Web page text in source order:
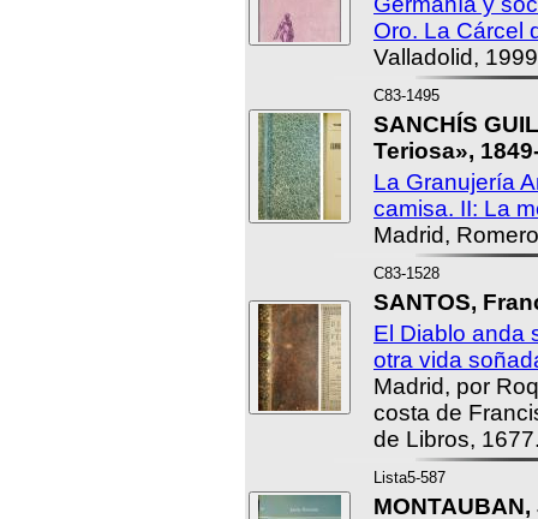
Oro. La Cárcel
Valladolid,
C83-1495
SANCHÍS
Teriosa»,
La Granujería
camisa. II: La
Madrid,
C83-1528
SANTOS,
El Diablo anda
otra vida
Madrid, por
costa de
de Libros,
Lista5-587